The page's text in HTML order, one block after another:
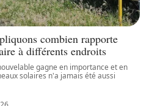
combien rapporte
à différents endroits
gagne en importance et en
solaires n'a jamais été aussi